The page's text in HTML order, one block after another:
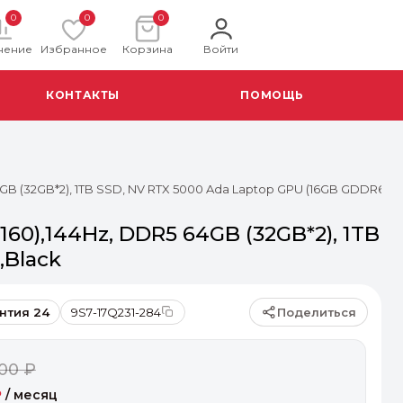
0 0
Избранное
0
Корзина Войти
КОНТАКТЫ ПОМОЩЬ
1TB SSD, NV RTX 5000 Ada Laptop GPU (16GB
DDR5 64GB (32GB*2), 1TB
Поделиться
24 9S7-17Q231-284
₽
/ месяц